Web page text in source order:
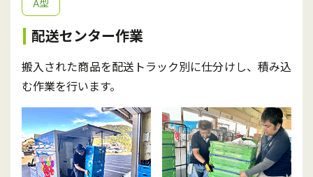
A型
配送センター作業
搬入された商品を配送トラック別に仕分けし、積み込
む作業を行います。